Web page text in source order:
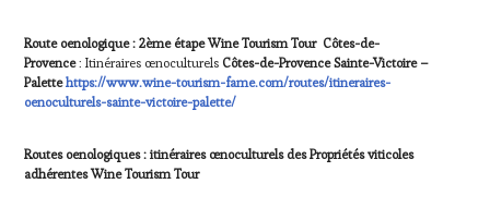
Route oenologique : 2ème étape Wine Tourism Tour Côtes-de-
Provence: Itinéraires œnoculturels Côtes-de-Provence Sainte-Victoire –
Palette https://www.wine-tourism-fame.com/routes/itineraires-
oenoculturels-sainte-victoire-palette/
Routes oenologiques : itinéraires œnoculturels des Propriétés viticoles
adhérentes Wine Tourism Tour